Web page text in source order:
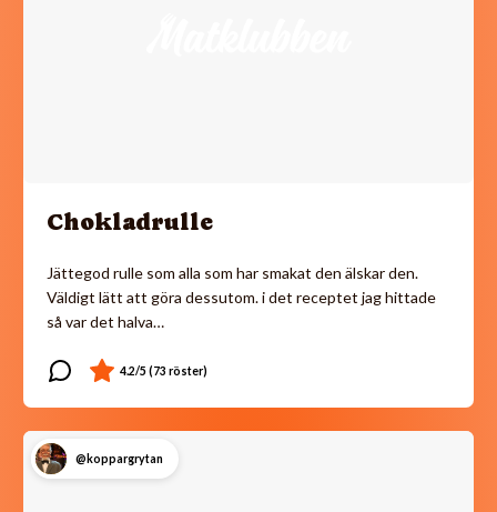
Chokladrulle
Jättegod rulle som alla som har smakat den älskar den.
Väldigt lätt att göra dessutom. i det receptet jag hittade
så var det halva…
@koppargrytan